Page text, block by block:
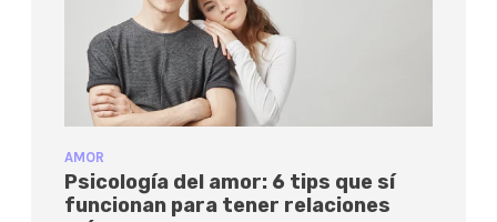
AMOR
Psicología del amor: 6 tips que sí
funcionan para tener relaciones